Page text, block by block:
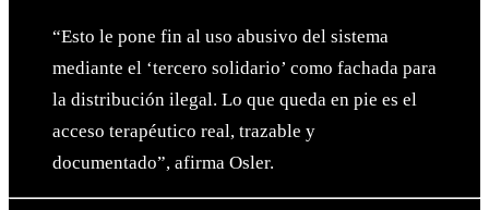
“Esto le pone fin al uso abusivo del sistema
mediante el ‘tercero solidario’ como fachada para
la distribución ilegal. Lo que queda en pie es el
acceso terapéutico real, trazable y
documentado”, afirma Osler.